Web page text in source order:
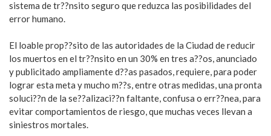
sistema de tr??nsito seguro que reduzca las posibilidades del
error humano.
El loable prop??sito de las autoridades de la Ciudad de reducir
los muertos en el tr??nsito en un 30% en tres a??os, anunciado
y publicitado ampliamente d??as pasados, requiere, para poder
lograr esta meta y mucho m??s, entre otras medidas, una pronta
soluci??n de la se??alizaci??n faltante, confusa o err??nea, para
evitar comportamientos de riesgo, que muchas veces llevan a
siniestros mortales.